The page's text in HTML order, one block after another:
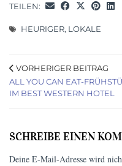
TEILEN:
HEURIGER, LOKALE
VORHERIGER BEITRAG
ALL YOU CAN EAT-
IM BEST WESTERN HOTEL
SCHREIBE EINEN
Deine E-Mail-Adresse wird